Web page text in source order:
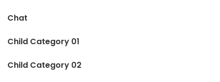
Chat
Child Category 01
Child Category 02